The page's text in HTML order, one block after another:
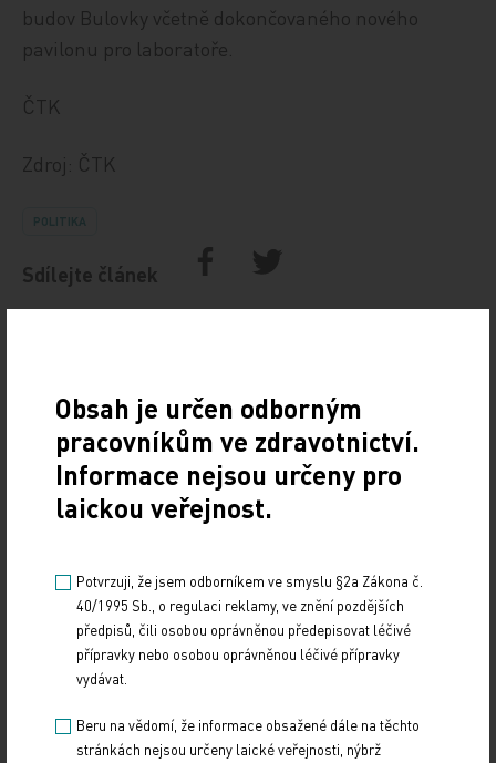
budov Bulovky včetně dokončovaného nového
pavilonu pro laboratoře.
ČTK
Zdroj: ČTK
POLITIKA
Sdílejte článek
19. světový kongres Controversies in Neurology
(CONy)
10. 3. 2025
se bude konat v termínu 20.–22. března 2025 v Praze.
Obsah je určen odborným
pracovníkům ve zdravotnictví.
Informace nejsou určeny pro
laickou veřejnost.
Potvrzuji, že jsem odborníkem ve smyslu §2a Zákona č.
40/1995 Sb., o regulaci reklamy, ve znění pozdějších
předpisů, čili osobou oprávněnou předepisovat léčivé
přípravky nebo osobou oprávněnou léčivé přípravky
vydávat.
Beru na vědomí, že informace obsažené dále na těchto
stránkách nejsou určeny laické veřejnosti, nýbrž